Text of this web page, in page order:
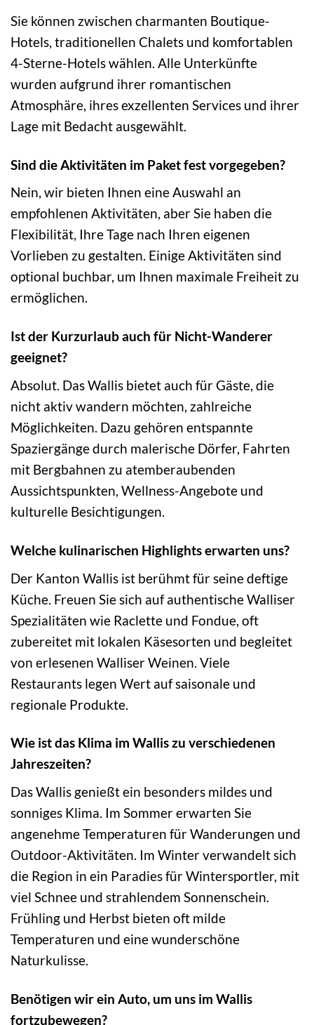
Sie können zwischen charmanten Boutique-
Hotels, traditionellen Chalets und komfortablen
4-Sterne-Hotels wählen. Alle Unterkünfte
wurden aufgrund ihrer romantischen
Atmosphäre, ihres exzellenten Services und ihrer
Lage mit Bedacht ausgewählt.
Sind die Aktivitäten im Paket fest vorgegeben?
Nein, wir bieten Ihnen eine Auswahl an
empfohlenen Aktivitäten, aber Sie haben die
Flexibilität, Ihre Tage nach Ihren eigenen
Vorlieben zu gestalten. Einige Aktivitäten sind
optional buchbar, um Ihnen maximale Freiheit zu
ermöglichen.
Ist der Kurzurlaub auch für Nicht-Wanderer
geeignet?
Absolut. Das Wallis bietet auch für Gäste, die
nicht aktiv wandern möchten, zahlreiche
Möglichkeiten. Dazu gehören entspannte
Spaziergänge durch malerische Dörfer, Fahrten
mit Bergbahnen zu atemberaubenden
Aussichtspunkten, Wellness-Angebote und
kulturelle Besichtigungen.
Welche kulinarischen Highlights erwarten uns?
Der Kanton Wallis ist berühmt für seine deftige
Küche. Freuen Sie sich auf authentische Walliser
Spezialitäten wie Raclette und Fondue, oft
zubereitet mit lokalen Käsesorten und begleitet
von erlesenen Walliser Weinen. Viele
Restaurants legen Wert auf saisonale und
regionale Produkte.
Wie ist das Klima im Wallis zu verschiedenen
Jahreszeiten?
Das Wallis genießt ein besonders mildes und
sonniges Klima. Im Sommer erwarten Sie
angenehme Temperaturen für Wanderungen und
Outdoor-Aktivitäten. Im Winter verwandelt sich
die Region in ein Paradies für Wintersportler, mit
viel Schnee und strahlendem Sonnenschein.
Frühling und Herbst bieten oft milde
Temperaturen und eine wunderschöne
Naturkulisse.
Benötigen wir ein Auto, um uns im Wallis
fortzubewegen?